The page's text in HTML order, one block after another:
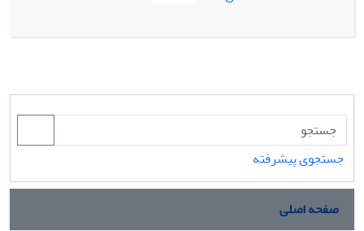
برای افزایش و کارآمدی خود به‌کار می‌گیرد. مقاله حاضر در پاسخ
توانایی در افزایش و کارآمدی آن محفوظ می‌دارد.
جستجوی پیشرفته
صفحه اصلی